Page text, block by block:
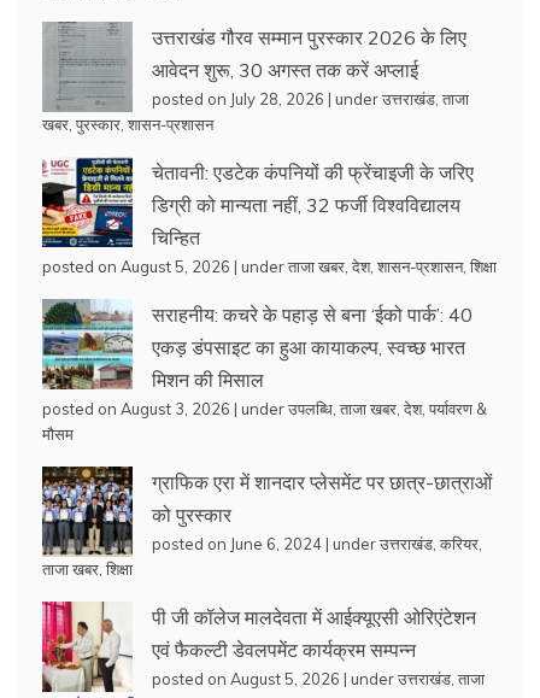
उत्तराखंड गौरव सम्मान पुरस्कार 2026 के लिए
आवेदन शुरू, 30 अगस्त तक करें अप्लाई
posted on July 28, 2026 | underउत्तराखंड ताजा
खबर पुरस्कार शासन-प्रशासन
चेतावनी: एडटेक कंपनियों की फ्रेंचाइजी के जरिए
डिग्री को मान्यता नहीं, 32 फर्जी विश्वविद्यालय
चिन्हित
posted on August 5, 2026 | underताजा खबर देश, शासन-प्रशासन, शिक्षा
सराहनीय: कचरे के पहाड़ से बना ‘ईको पार्क’: 40
एकड़ डंपसाइट का हुआ कायाकल्प, स्वच्छ भारत
मिशन की मिसाल
posted on August 3, 2026 | underउपलब्धि ताजा खबर देश, पर्यावरण &
मौसम
ग्राफिक एरा में शानदार प्लेसमेंट पर छात्र-छात्राओं
को पुरस्कार
posted on June 6, 2024 | underउत्तराखंड करियर
ताजा खबर शिक्षा
पी जी कॉलेज मालदेवता में आईक्यूएसी ओरिएंटेशन
एवं फैकल्टी डेवलपमेंट कार्यक्रम सम्पन्न
posted on August 5, 2026 | underउत्तराखंड ताजा